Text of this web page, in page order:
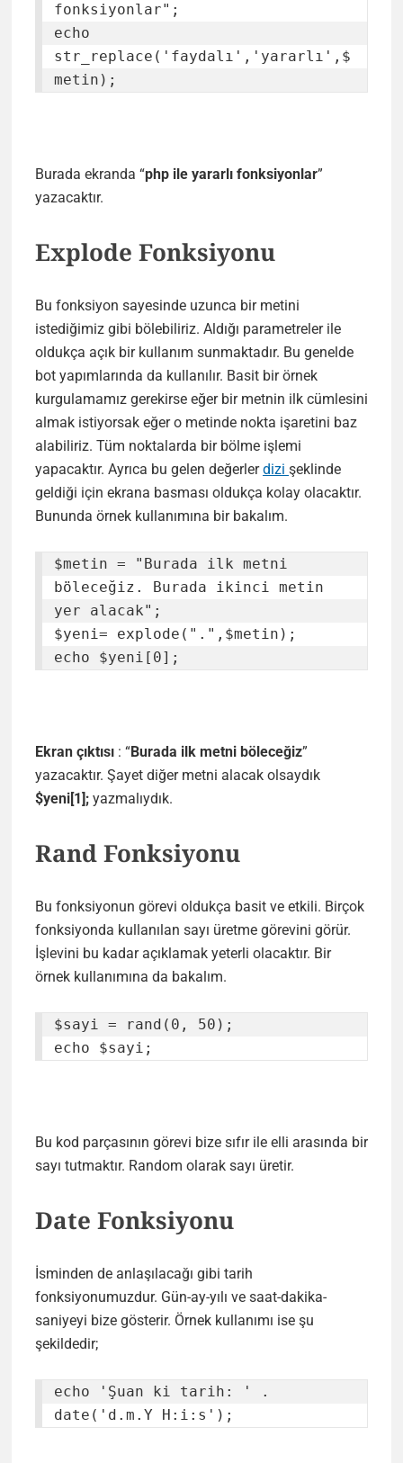
fonksiyonlar";
echo
str_replace('faydalı','yararlı',$
metin);
Burada ekranda “php ile yararlı fonksiyonlar”
yazacaktır.
Explode Fonksiyonu
Bu fonksiyon sayesinde uzunca bir metini
istediğimiz gibi bölebiliriz. Aldığı parametreler ile
oldukça açık bir kullanım sunmaktadır. Bu genelde
bot yapımlarında da kullanılır. Basit bir örnek
kurgulamamız gerekirse eğer bir metnin ilk cümlesini
almak istiyorsak eğer o metinde nokta işaretini baz
alabiliriz. Tüm noktalarda bir bölme işlemi
yapacaktır. Ayrıca bu gelen değerlerdizi şeklinde
geldiği için ekrana basması oldukça kolay olacaktır.
Bununda örnek kullanımına bir bakalım.
$metin = "Burada ilk metni
böleceğiz. Burada ikinci metin
yer alacak";
$yeni= explode(".",$metin);
echo $yeni[0];
Ekran çıktısı : “Burada ilk metni böleceğiz”
yazacaktır. Şayet diğer metni alacak olsaydık
$yeni[1]; yazmalıydık.
Rand Fonksiyonu
Bu fonksiyonun görevi oldukça basit ve etkili. Birçok
fonksiyonda kullanılan sayı üretme görevini görür.
İşlevini bu kadar açıklamak yeterli olacaktır. Bir
örnek kullanımına da bakalım.
$sayi = rand(0, 50);
echo $sayi;
Bu kod parçasının görevi bize sıfır ile elli arasında bir
sayı tutmaktır. Random olarak sayı üretir.
Date Fonksiyonu
İsminden de anlaşılacağı gibi tarih
fonksiyonumuzdur. Gün-ay-yılı ve saat-dakika-
saniyeyi bize gösterir. Örnek kullanımı ise şu
şekildedir;
echo 'Şuan ki tarih: ' .
date('d.m.Y H:i:s');